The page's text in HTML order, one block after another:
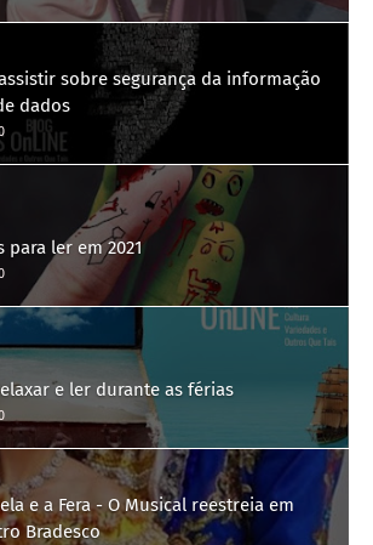
sobre segurança da informação
dados
para ler em 2021
e ler durante as férias
e a Fera - O Musical reestreia em
Bradesco